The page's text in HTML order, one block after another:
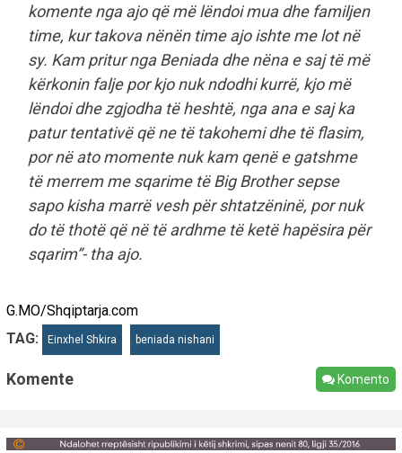
komente nga ajo që më lëndoi mua dhe familjen
time, kur takova nënën time ajo ishte me lot në
sy. Kam pritur nga Beniada dhe nëna e saj të më
kërkonin falje por kjo nuk ndodhi kurrë, kjo më
lëndoi dhe zgjodha të heshtë, nga ana e saj ka
patur tentativë që ne të takohemi dhe të flasim,
por në ato momente nuk kam qenë e gatshme
të merrem me sqarime të Big Brother sepse
sapo kisha marrë vesh për shtatzëninë, por nuk
do të thotë që në të ardhme të ketë hapësira për
sqarim”- tha ajo.
G.MO/Shqiptarja.com
TAG:
Einxhel Shkira beniada nishani
Komente Komento